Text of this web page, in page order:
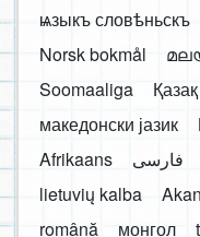
ѩзыкъ словѣньскъ
Norsk bokmål
Soomaaliga
Қазақ
македонски јазик
Afrikaans
فارسی
lietuvių kalba
Akan
română
монгол